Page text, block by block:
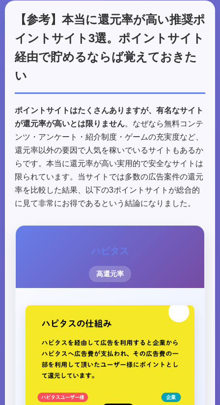
【参考】本当に還元率が高い推奨ポ
イントサイト3選。ポイントサイト
経由で貯めるならば覚えておきた
い
ポイントサイトはたくさんありますが、有名なサイト
が還元率が高いとは限りません。なぜなら無料コンテ
ンツ・アンケート・紹介制度・ゲームの充実度など、
還元率以外の要因で人気を稼いでいるサイトもあるか
らです。本当に還元率が高い実用的で安全なサイトは
限られています。当サイトでは多数の広告案件の還元
率を比較した結果、以下の3ポイントサイトが総合的
に見て非常にお得であるという結論になりました。
ハピタス
高還元率